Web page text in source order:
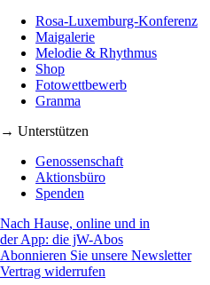
Rosa-Luxemburg-Konferenz
Maigalerie
Melodie & Rhythmus
Shop
Fotowettbewerb
Granma
→ Unterstützen
Genossenschaft
Aktionsbüro
Spenden
Nach Hause, online und in
der App: die jW-Abos
Abonnieren Sie unsere Newsletter
Vertrag widerrufen